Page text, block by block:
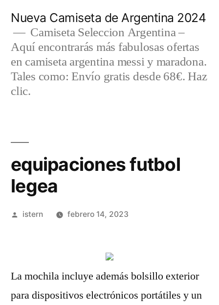
contenido
Nueva Camiseta de Argentina 2024
Camiseta Seleccion Argentina –
Aquí encontrarás más fabulosas ofertas
en camiseta argentina messi y maradona.
Tales como: Envío gratis desde 68€. Haz
clic.
equipaciones futbol
legea
Publicado
istern febrero 14, 2023
La mochila incluye además bolsillo exterior
para dispositivos electrónicos portátiles y un